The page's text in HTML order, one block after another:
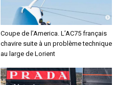
Coupe de l’America. L’AC75 français
chavire suite à un problème technique
au large de Lorient